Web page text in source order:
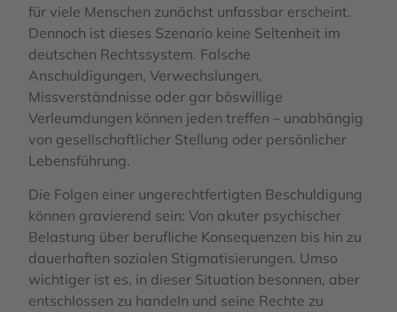
für viele Menschen zunächst unfassbar erscheint.
Dennoch ist dieses Szenario keine Seltenheit im
deutschen Rechtssystem. Falsche
Anschuldigungen, Verwechslungen,
Missverständnisse oder gar böswillige
Verleumdungen können jeden treffen – unabhängig
von gesellschaftlicher Stellung oder persönlicher
Lebensführung.
Die Folgen einer ungerechtfertigten Beschuldigung
können gravierend sein: Von akuter psychischer
Belastung über berufliche Konsequenzen bis hin zu
dauerhaften sozialen Stigmatisierungen. Umso
wichtiger ist es, in dieser Situation besonnen, aber
entschlossen zu handeln und seine Rechte zu